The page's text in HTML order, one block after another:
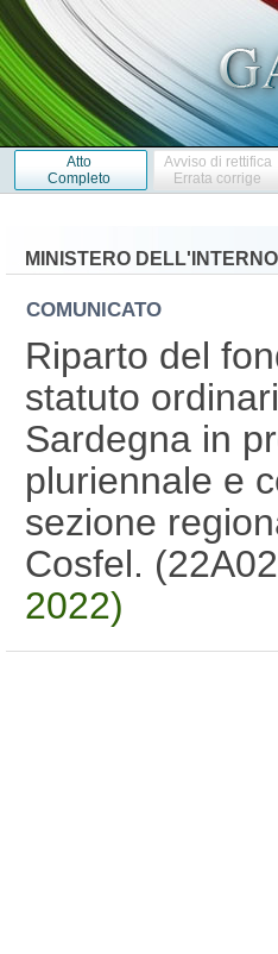
Atto
Completo
Avviso di rettifica
Errata corrige
MINISTERO DELL'INTERNO
COMUNICATO
Riparto del
statuto
Sardegna in
pluriennale e
sezione
Cosfel.
2022)